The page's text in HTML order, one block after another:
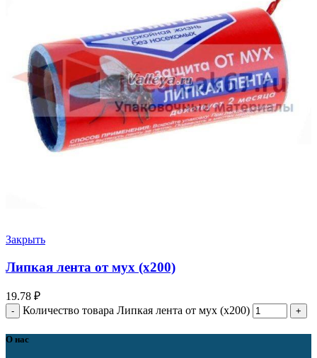
Закрыть
Липкая лента от мух (х200)
19.78 ₽
Количество товара Липкая лента от мух (х200)
О нас